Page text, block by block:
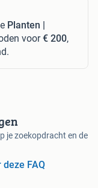
Planten |
voor€ 200,
je zoekopdracht en de
FAQ